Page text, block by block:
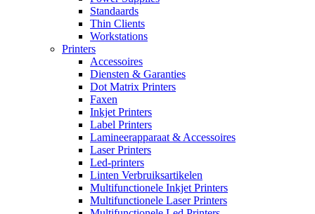
Standaards
Thin Clients
Workstations
Printers
Accessoires
Diensten & Garanties
Dot Matrix Printers
Faxen
Inkjet Printers
Label Printers
Lamineerapparaat & Accessoires
Laser Printers
Led-printers
Linten Verbruiksartikelen
Multifunctionele Inkjet Printers
Multifunctionele Laser Printers